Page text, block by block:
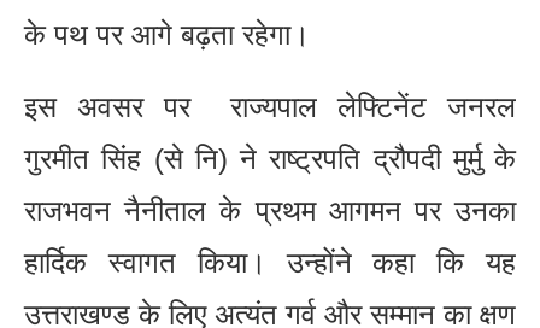
के पथ पर आगे बढ़ता रहेगा।
इस अवसर पर राज्यपाल लेफ्टिनेंट जनरल
गुरमीत सिंह (से नि) ने राष्ट्रपति द्रौपदी मुर्मु के
राजभवन नैनीताल के प्रथम आगमन पर उनका
हार्दिक स्वागत किया। उन्होंने कहा कि यह
उत्तराखण्ड के लिए अत्यंत गर्व और सम्मान का क्षण